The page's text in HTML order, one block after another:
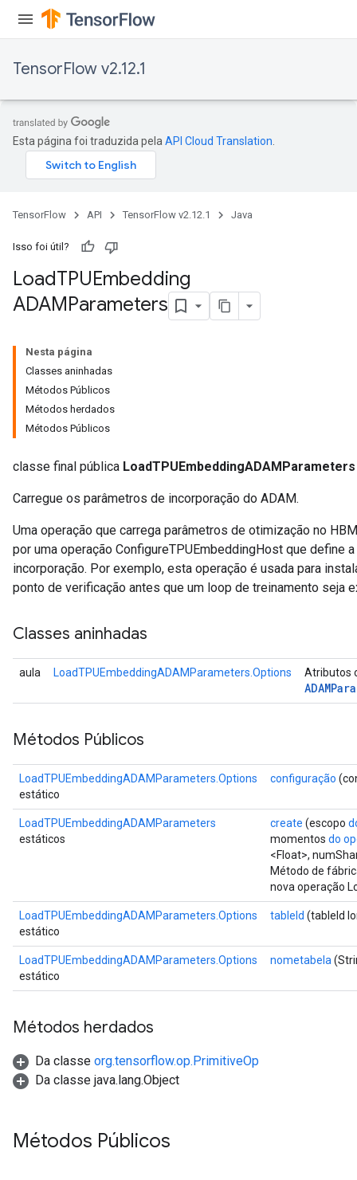
TensorFlow v2.12.1
Esta página foi traduzida pela API Cloud Translation
TensorFlow API TensorFlow v2.12.1 Java
Isso foi útil?
LoadTPUEmbedding
ADAMParameters
Nesta página
Classes aninhadas
Métodos Públicos
Métodos herdados
Métodos Públicos
classe final pública LoadTPUEmbeddingADAMParameters
Carregue os parâmetros de incorporação do ADAM.
Uma operação que carrega parâmetros de otimização no
por uma operação ConfigureTPUEmbeddingHost que define
incorporação. Por exemplo, esta operação é usada para
ponto de verificação antes que um loop de treinamento seja
Classes aninhadas
aula LoadTPUEmbeddingADAMParameters.Options Atributos
Métodos Públicos
LoadTPUEmbeddingADAMParameters.Options
estático
configuração
LoadTPUEmbeddingADAMParameters
estáticos
create (escopo
momentos do
<Float>,
Método de
nova operação
LoadTPUEmbeddingADAMParameters.Options
estático
tableId (tableId
LoadTPUEmbeddingADAMParameters.Options
estático
nometabela
Métodos herdados
Da classe org.tensorflow.op.PrimitiveOp
Da classe java.lang.Object
Métodos Públicos